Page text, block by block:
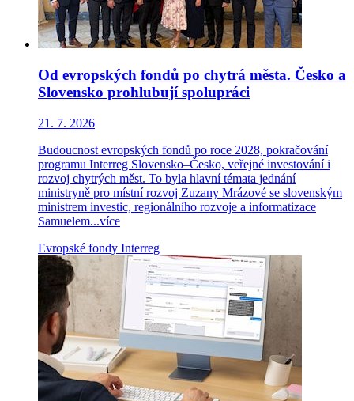
Od evropských fondů po chytrá města. Česko a
Slovensko prohlubují spolupráci
21. 7. 2026
Budoucnost evropských fondů po roce 2028, pokračování
programu Interreg Slovensko–Česko, veřejné investování i
rozvoj chytrých měst. To byla hlavní témata jednání
ministryně pro místní rozvoj Zuzany Mrázové se slovenským
ministrem investic, regionálního rozvoje a informatizace
Samuelem...více
Evropské fondy Interreg